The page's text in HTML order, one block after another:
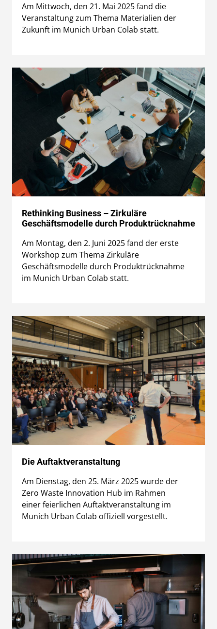
Am Mittwoch, den 21. Mai 2025 fand die
Veranstaltung zum Thema Materialien der
Zukunft im Munich Urban Colab statt.
Rethinking Business – Zirkuläre
Geschäftsmodelle durch Produktrücknahme
Am Montag, den 2. Juni 2025 fand der erste
Workshop zum Thema Zirkuläre
Geschäftsmodelle durch Produktrücknahme
im Munich Urban Colab statt.
Die Auftaktveranstaltung
Am Dienstag, den 25. März 2025 wurde der
Zero Waste Innovation Hub im Rahmen
einer feierlichen Auftaktveranstaltung im
Munich Urban Colab offiziell vorgestellt.